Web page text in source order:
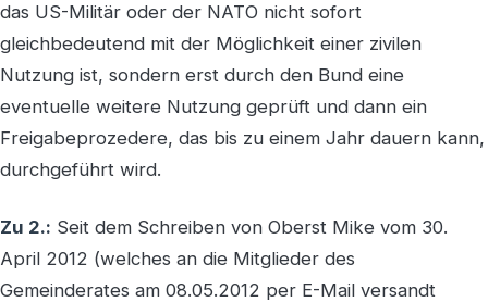
das US-Militär oder der NATO nicht sofort
gleichbedeutend mit der Möglichkeit einer zivilen
Nutzung ist, sondern erst durch den Bund eine
eventuelle weitere Nutzung geprüft und dann ein
Freigabeprozedere, das bis zu einem Jahr dauern kann,
durchgeführt wird.
Zu 2.: Seit dem Schreiben von Oberst Mike vom 30.
April 2012 (welches an die Mitglieder des
Gemeinderates am 08.05.2012 per E-Mail versandt